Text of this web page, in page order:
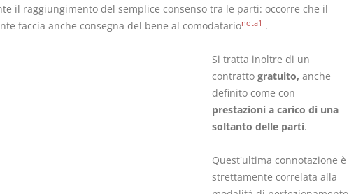
il raggiungimento del semplice consenso tra le parti: occorre che il
faccia anche consegna del bene al comodatarionota1 .
Si tratta inoltre di un
contratto gratuito, anche
definito come con
prestazioni a carico di una
soltanto delle parti.
Quest'ultima connotazione è
strettamente correlata alla
D. Minussi
Versione ebook € 5,99
Versione ebook
(iva incl.)